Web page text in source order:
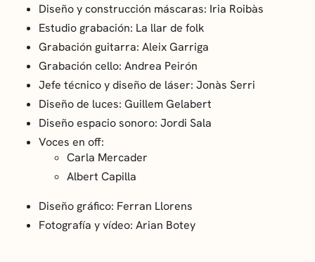
Diseño y construcción máscaras: Iria Roibàs
Estudio grabación: La llar de folk
Grabación guitarra: Aleix Garriga
Grabación cello: Andrea Peirón
Jefe técnico y diseño de láser: Jonàs Serri
Diseño de luces: Guillem Gelabert
Diseño espacio sonoro: Jordi Sala
Voces en off:
Carla Mercader
Albert Capilla
Diseño gráfico: Ferran Llorens
Fotografía y vídeo: Arian Botey